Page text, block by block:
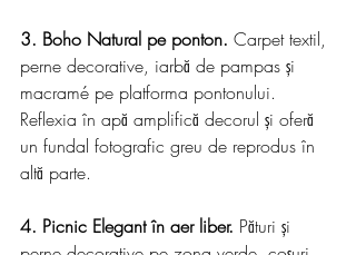
3. Boho Natural pe ponton. Carpet textil,
perne decorative, iarbă de pampas și
macramé pe platforma pontonului.
Reflexia în apă amplifică decorul și oferă
un fundal fotografic greu de reprodus în
altă parte.
4. Picnic Elegant în aer liber. Pături și